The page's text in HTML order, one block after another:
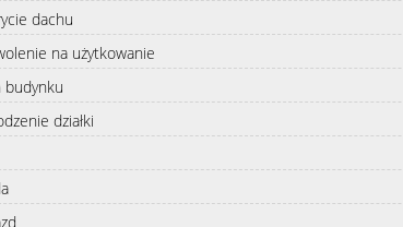
dachu
na użytkowanie
budynku
działki